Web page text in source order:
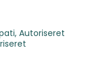
Autoriseret